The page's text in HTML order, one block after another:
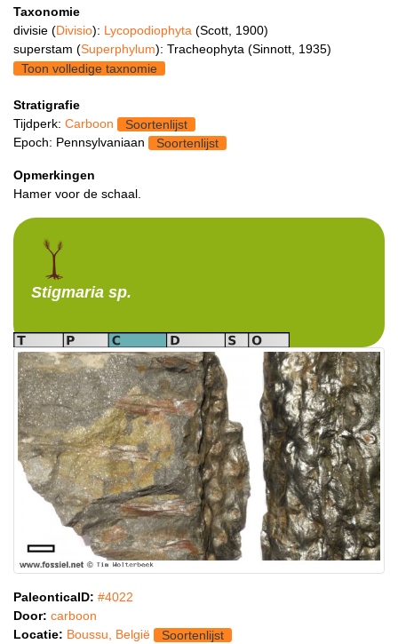
Taxonomie
divisie (Divisio): Lycopodiophyta (Scott, 1900)
superstam (Superphylum): Tracheophyta (Sinnott, 1935)
Toon volledige taxnomie
Stratigrafie
Tijdperk: Carboon
Soortenlijst
Epoch: Pennsylvaniaan
Soortenlijst
Opmerkingen
Hamer voor de schaal.
Stigmaria sp.
PaleonticaID: #4022
Door: carboon
Locatie: Boussu, België
Soortenlijst